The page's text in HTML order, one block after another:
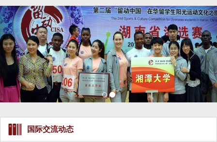
 国际交流动态